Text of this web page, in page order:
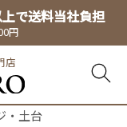
で送料当社負担
円
店
・土台